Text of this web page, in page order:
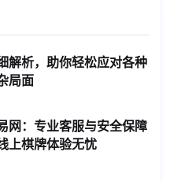
解析，助你轻松应对各种
局面
网：专业客服与安全保障
上棋牌体验无忧